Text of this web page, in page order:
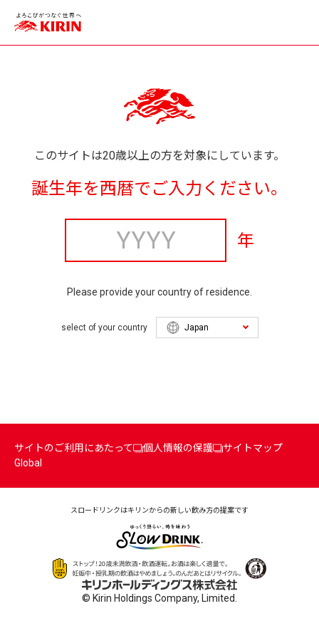
このサイトは20歳以上の方を対象にしています。
誕生年を西暦でご入力ください。
年
Please provide your country of residence.
select of your country
サイトのご利用にあたって 個人情報の保護
サイトマップ
Global
スロードリンクはキリンからの新しい飲み方の提案です
© Kirin Holdings Company, Limited.